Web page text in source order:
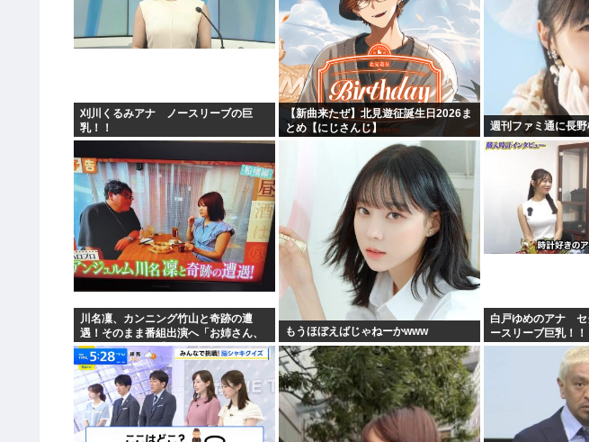
刈川くるみアナ ノースリーブの巨
乳！！
【新曲来たぜ】北見遊征誕生日2026ま
とめ【にじさんじ】
週刊ファミ通に長野
川名凜、カンニング竹山と奇跡の遭
遇！そのまま番組出演へ「お姉さん、
飲みません？」「アンジュルムで…」
もうほぼえばじゃねーかwww
白戸ゆめのアナ セ
ースリーブ巨乳！！